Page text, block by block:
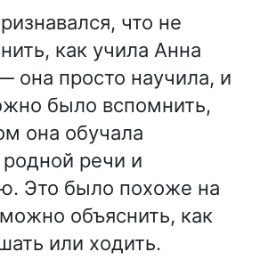
что не
как учила Анна
она просто научила, и
было вспомнить,
она обучала
речи и
Это было похоже на
объяснить, как
или ходить.